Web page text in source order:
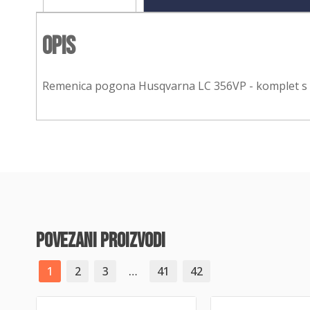
Opis
Remenica pogona Husqvarna LC 356VP - komplet
povezani proizvodi
1 2 3 … 41 42